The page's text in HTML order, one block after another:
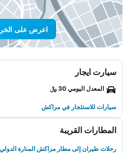
اعرض على
سيارت ايجار
المعدل اليومي 30 ﷼
سيارات للاستئجار في مراكش
المطارات القريبة
رحلات طيران إلى مطار مراكش المنارة الدولي